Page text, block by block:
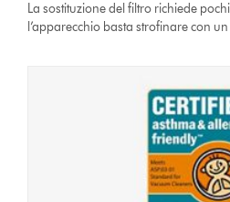
La sostituzione del filtro richiede
l’apparecchio basta strofinare con